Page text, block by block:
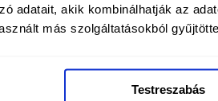
adatait, akik kombinálhatják az
más szolgáltatásokból
Testreszabás